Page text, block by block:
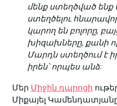
մենք ստեղծված
ստեղծելու
կարող են բոլորը,
խիզախները, քանի
Մարդն ստեղծում է
իրեն՝ որպես անձ:
Մեր Միջին դպրոցի
Միքայել Կամենդատյանը,